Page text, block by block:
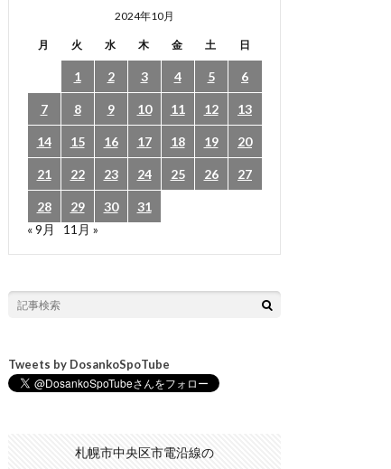
2024年10月
月 火 水 木 金 土 日
1 2 3 4 5 6
7 8 9 10 11 12 13
14 15 16 17 18 19 20
21 22 23 24 25 26 27
28 29 30
31
« 9月
11月 »
Tweets by DosankoSpoTube
札幌市中央区市電沿線の